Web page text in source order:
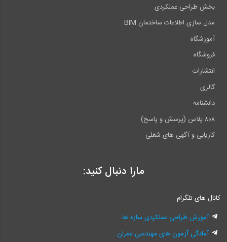
بخش طراحی عملکردی
مدل سازی اطلاعات ساختمان BIM
آموزشگاه
فروشگاه
انتشارات
گالری
دانشنامه
۸۰۸ پلاس (پرسش و پاسخ)
کاریابی و آگهی های شغلی
مارا دنبال کنید:
کانال های تلگرام
آموزش طراحی عملکردی سازه ها
آمادگی آزمون های مهندسی عمران